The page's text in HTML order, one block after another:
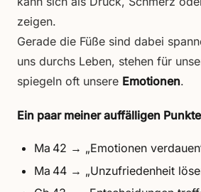
zeigen.
Gerade die Füße sind dabei
uns durchs Leben, stehen für
spiegeln oft unsere Emotionen.
Ein paar meiner auffälligen
Ma 42 → „Emotionen
Ma 44 → „Unzufriedenheit